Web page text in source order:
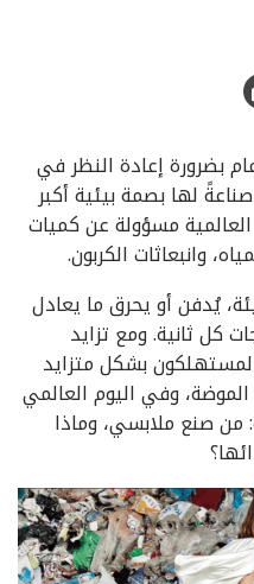
بضرورة إعادة النظر في
صناعةً لها بصمة بيئية أكبر
العالمية مسؤولة عن كميات
وانبعاثات الكربون.
يُدفن أو يحرق ما يعادل
كل ثانية. ومع تزايد
بشكل متزايد
وفي اليوم العالمي
من صنع ملابسي، وماذا